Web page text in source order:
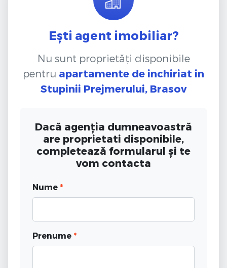
Ești agent imobiliar?
Nu sunt proprietăți disponibile
pentru apartamente de inchiriat in
Stupinii Prejmerului, Brasov
Dacă agenția dumneavoastră
are proprietati disponibile,
completează formularul și te
vom contacta
Nume *
Prenume *